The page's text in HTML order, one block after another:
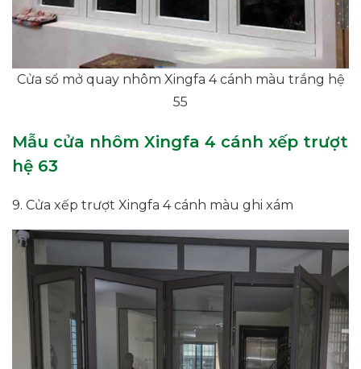
Cửa sổ mở quay nhôm Xingfa 4 cánh màu trắng hệ
55
Mẫu cửa nhôm Xingfa 4 cánh xếp trượt
hệ 63
9. Cửa xếp trượt Xingfa 4 cánh màu ghi xám